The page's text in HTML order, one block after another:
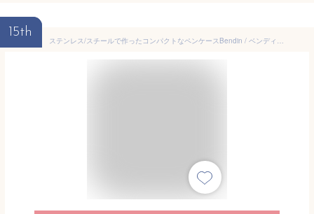
15th
ステンレス/スチールで作ったコンパクトなペンケースBendin / ベンディン / シルバー 昔懐かしい缶ペンケースを彷彿とさせる金属素材ペンが2～3本ほど入るサイズ必要最低限の筆記具ステーショナリー卓上収納インテリアギフト プレゼント